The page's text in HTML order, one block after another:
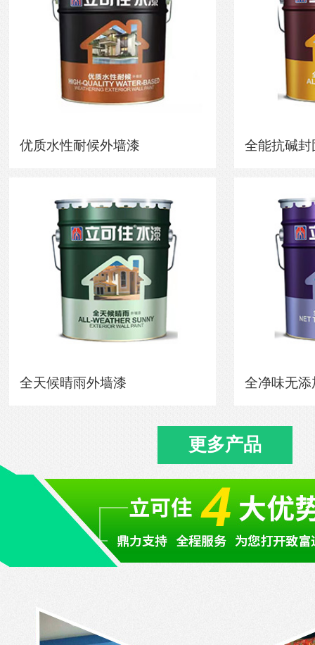
优质水性耐候外墙漆 全能抗碱封
全天候晴雨外墙漆 全净味无添
更多产品